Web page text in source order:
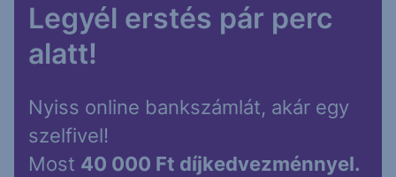
Legyél erstés pár perc
alatt!
Nyiss online bankszámlát, akár egy
szelfivel!
Most 40 000 Ft díjkedvezménnyel.